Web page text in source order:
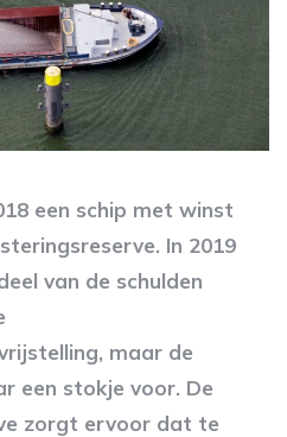
een schip met winst
In 2019
van de schulden
maar de
een stokje voor. De
zorgt ervoor dat te